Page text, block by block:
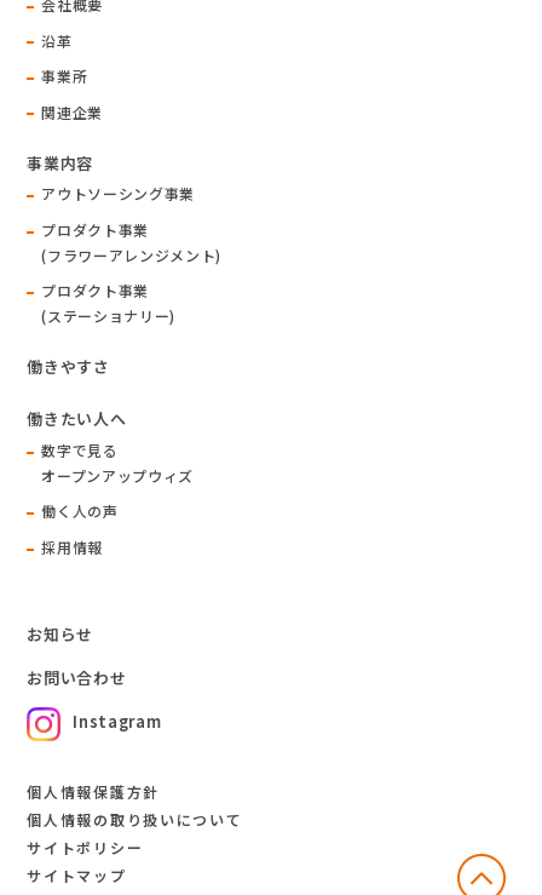
会社概要
沿革
事業所
関連企業
事業内容
アウトソーシング事業
プロダクト事業
(フラワーアレンジメント)
プロダクト事業
(ステーショナリー)
働きやすさ
働きたい人へ
数字で見る
オープンアップウィズ
働く人の声
採用情報
お知らせ
お問い合わせ
Instagram
個人情報保護方針
個人情報の取り扱いについて
サイトポリシー
サイトマップ